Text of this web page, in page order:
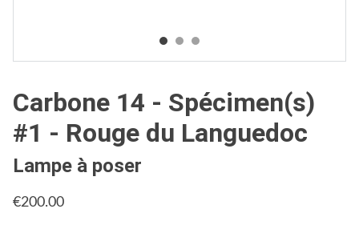
Carbone 14 - Spécimen(s)
#1 - Rouge du Languedoc
Lampe à poser
€200.00